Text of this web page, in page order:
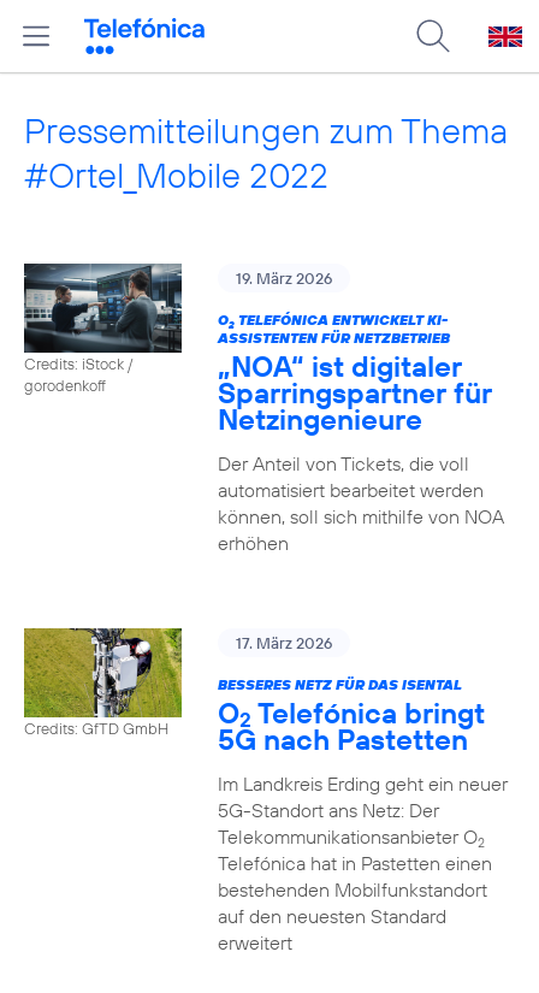
Pressemitteilungen zum Thema
#Ortel_Mobile 2022
Credits: iStock /
gorodenkoff
19. März 2026
O2TELEFÓNICA ENTWICKELT KI-
ASSISTENTEN FÜR NETZBETRIEB
„NOA“ ist digitaler
Sparringspartner für
Netzingenieure
Der Anteil von Tickets, die voll
automatisiert bearbeitet werden
können, soll sich mithilfe von NOA
erhöhen
Credits: GfTD GmbH
17. März 2026
BESSERES NETZ FÜR DAS ISENTAL
O2 Telefónica bringt
5G nach Pastetten
Im Landkreis Erding geht ein neuer
5G-Standort ans Netz: Der
Telekommunikationsanbieter O2
Telefónica hat in Pastetten einen
bestehenden Mobilfunkstandort
auf den neuesten Standard
erweitert